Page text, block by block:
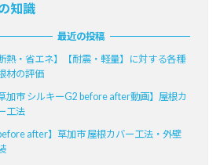
知識
最近の投稿
断熱・省エネ】【耐震・軽量】に対する各種
材の評価
草加市 シルキーG2 before after動画】屋根カ
工法
before after】草加市 屋根カバー工法・外壁